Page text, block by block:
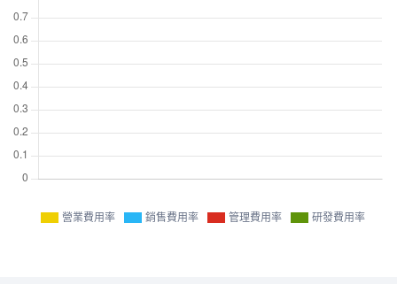
營業費用率 銷售費用率 管理費用率 研發費用率